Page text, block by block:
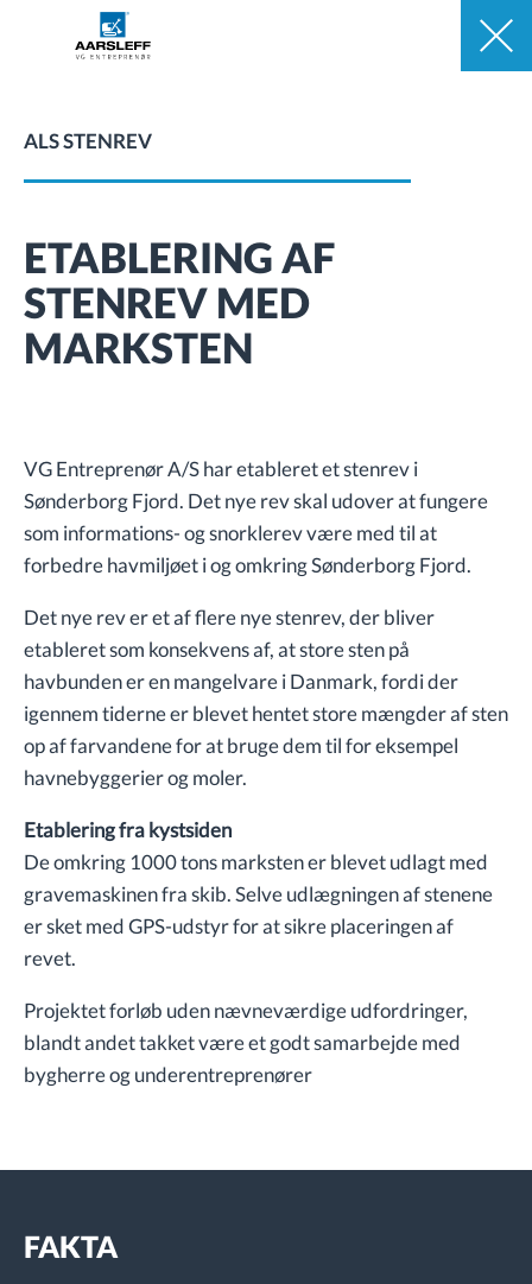
ALS STENREV
ETABLERING AF
STENREV MED
MARKSTEN
VG Entreprenør A/S har etableret et stenrev i
Sønderborg Fjord. Det nye rev skal udover at fungere
som informations- og snorklerev være med til at
forbedre havmiljøet i og omkring Sønderborg Fjord.
Det nye rev er et af flere nye stenrev, der bliver
etableret som konsekvens af, at store sten på
havbunden er en mangelvare i Danmark, fordi der
igennem tiderne er blevet hentet store mængder af sten
op af farvandene for at bruge dem til for eksempel
havnebyggerier og moler.
Etablering fra kystsiden
De omkring 1000 tons marksten er blevet udlagt med
gravemaskinen fra skib. Selve udlægningen af stenene
er sket med GPS-udstyr for at sikre placeringen af
revet.
Projektet forløb uden nævneværdige udfordringer,
blandt andet takket være et godt samarbejde med
bygherre og underentreprenører
FAKTA